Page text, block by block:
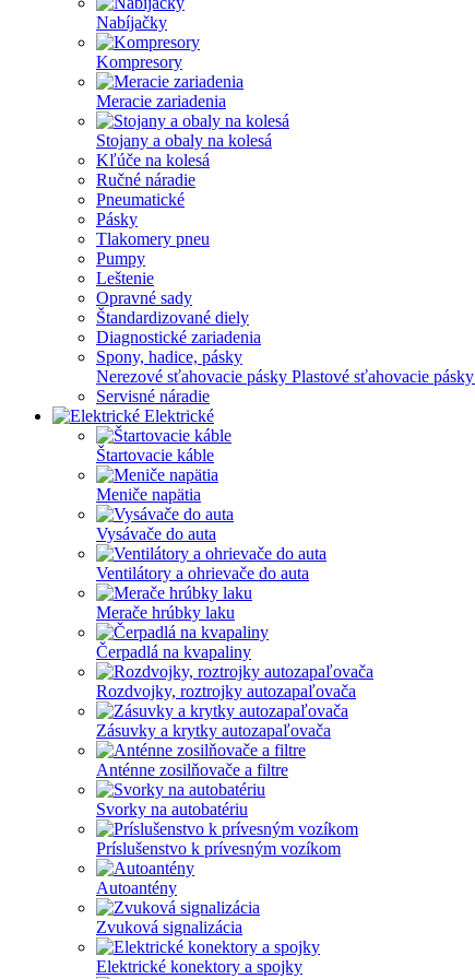
Nabíjačky
Kompresory
Meracie zariadenia
Stojany a obaly na kolesá
Kľúče na kolesá
Ručné náradie
Pneumatické
Pásky
Tlakomery pneu
Pumpy
Leštenie
Opravné sady
Štandardizované diely
Diagnostické zariadenia
Spony, hadice, pásky
Nerezové sťahovacie pásky Plastové sťahovacie pásky
Servisné náradie
Elektrické
Štartovacie káble
Meniče napätia
Vysávače do auta
Ventilátory a ohrievače do auta
Merače hrúbky laku
Čerpadlá na kvapaliny
Rozdvojky, roztrojky autozapaľovača
Zásuvky a krytky autozapaľovača
Anténne zosilňovače a filtre
Svorky na autobatériu
Príslušenstvo k prívesným vozíkom
Autoantény
Zvuková signalizácia
Elektrické konektory a spojky